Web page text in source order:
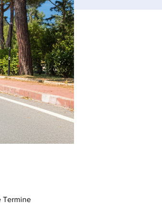
Termine